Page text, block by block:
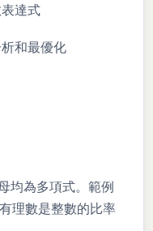
達式
和最優化
均為多項式。範例
理數是整數的比率